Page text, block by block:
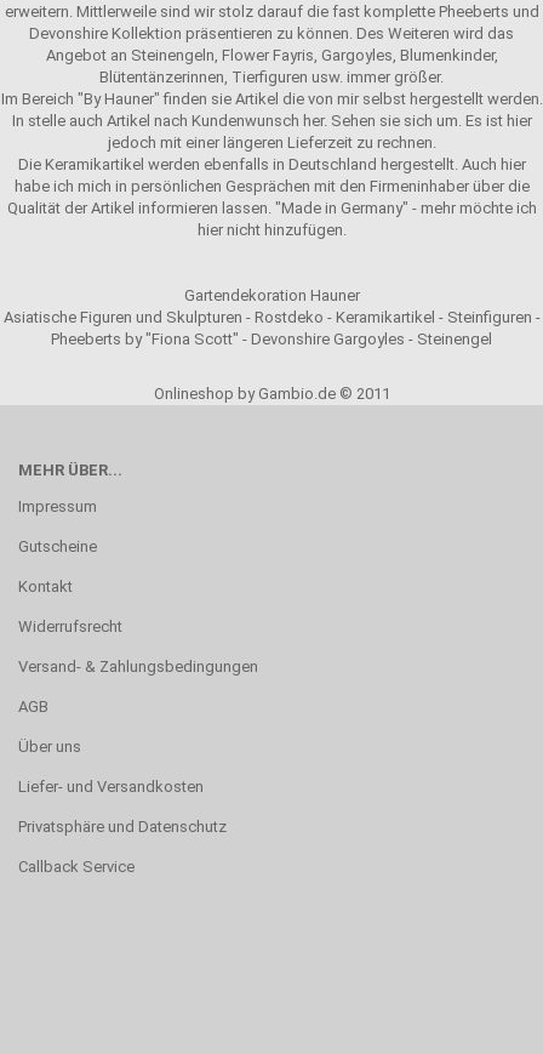
erweitern. Mittlerweile sind wir stolz darauf die fast komplette Pheeberts und
Devonshire Kollektion präsentieren zu können. Des Weiteren wird das
Angebot an Steinengeln, Flower Fayris, Gargoyles, Blumenkinder,
Blütentänzerinnen, Tierfiguren usw. immer größer.
Im Bereich "By Hauner" finden sie Artikel die von mir selbst hergestellt werden.
In stelle auch Artikel nach Kundenwunsch her. Sehen sie sich um. Es ist hier
jedoch mit einer längeren Lieferzeit zu rechnen.
Die Keramikartikel werden ebenfalls in Deutschland hergestellt. Auch hier
habe ich mich in persönlichen Gesprächen mit den Firmeninhaber über die
Qualität der Artikel informieren lassen. "Made in Germany" - mehr möchte ich
hier nicht hinzufügen.
Gartendekoration Hauner
Asiatische Figuren und Skulpturen - Rostdeko - Keramikartikel - Steinfiguren -
Pheeberts by "Fiona Scott" - Devonshire Gargoyles - Steinengel
Onlineshop by Gambio.de © 2011
MEHR ÜBER...
Impressum
Gutscheine
Kontakt
Widerrufsrecht
Versand- & Zahlungsbedingungen
AGB
Über uns
Liefer- und Versandkosten
Privatsphäre und Datenschutz
Callback Service